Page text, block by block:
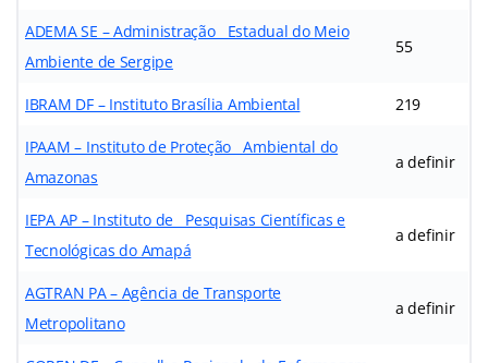
ADEMA SE – Administração Estadual do Meio
Ambiente de Sergipe
55
IBRAM DF – Instituto Brasília Ambiental 219
IPAAM – Instituto de Proteção Ambiental do
Amazonas
a definir
IEPA AP – Instituto de Pesquisas Científicas e
Tecnológicas do Amapá
a definir
AGTRAN PA – Agência de Transporte
Metropolitano
a definir